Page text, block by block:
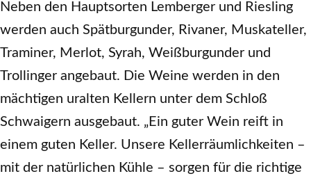
Neben den Hauptsorten Lemberger und Riesling
werden auch Spätburgunder, Rivaner, Muskateller,
Traminer, Merlot, Syrah, Weißburgunder und
Trollinger angebaut. Die Weine werden in den
mächtigen uralten Kellern unter dem Schloß
Schwaigern ausgebaut. „Ein guter Wein reift in
einem guten Keller. Unsere Kellerräumlichkeiten –
mit der natürlichen Kühle – sorgen für die richtige